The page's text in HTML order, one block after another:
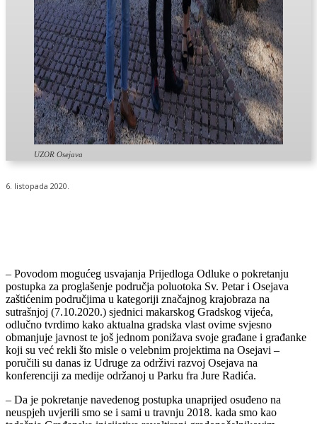
UZOR Osejava
6. listopada 2020.
– Povodom mogućeg usvajanja Prijedloga Odluke o pokretanju
postupka za proglašenje područja poluotoka Sv. Petar i Osejava
zaštićenim područjima u kategoriji značajnog krajobraza na
sutrašnjoj (7.10.2020.) sjednici makarskog Gradskog vijeća,
odlučno tvrdimo kako aktualna gradska vlast ovime svjesno
obmanjuje javnost te još jednom ponižava svoje građane i građanke
koji su već rekli što misle o velebnim projektima na Osejavi –
poručili su danas iz Udruge za održivi razvoj Osejava na
konferenciji za medije održanoj u Parku fra Jure Radića.
– Da je pokretanje navedenog postupka unaprijed osuđeno na
neuspjeh uvjerili smo se i sami u travnju 2018. kada smo kao